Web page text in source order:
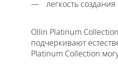
легкость
Ollin Platinum
подчеркивают
Platinum Collection